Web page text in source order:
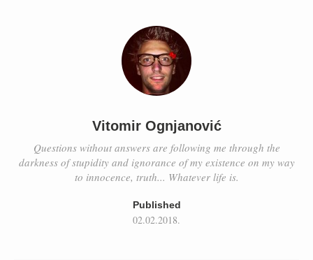
Vitomir Ognjanović
Questions without answers are following me through the
darkness of stupidity and ignorance of my existence on my way
to innocence, truth... Whatever life is.
Published
02.02.2018.